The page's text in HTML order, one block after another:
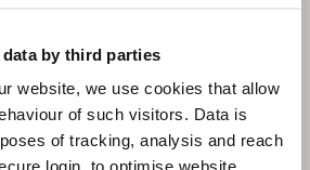
by third parties
website, we use cookies that allow
of such visitors. Data is
of tracking, analysis and reach
login, to optimise website